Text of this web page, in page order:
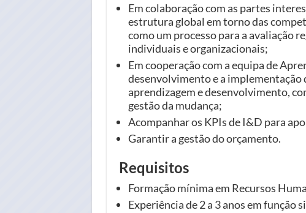
Em colaboração com as partes
estrutura global em torno das
como um processo para a avaliação
individuais e organizacionais;
Em cooperação com a equipa de
desenvolvimento e a implementação
aprendizagem e desenvolvimento,
gestão da mudança;
Acompanhar os KPIs de I&D para
Garantir a gestão do orçamento.
Requisitos
Formação mínima em Recursos
Experiência de 2 a 3 anos em função